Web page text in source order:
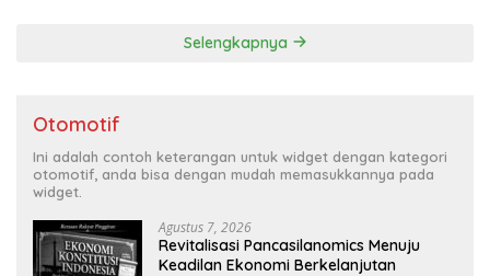
Selengkapnya
Otomotif
Ini adalah contoh keterangan untuk widget dengan kategori
otomotif, anda bisa dengan mudah memasukkannya pada
widget.
Agustus 7, 2026
Revitalisasi Pancasilanomics Menuju
Keadilan Ekonomi Berkelanjutan